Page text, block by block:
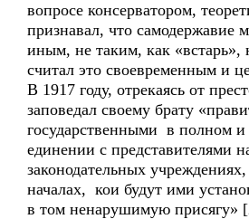
вопросе консерватором,
признавал, что самодержавие
иным, не таким, как «встарь»,
считал это своевременным и
В 1917 году, отрекаясь от
заповедал своему брату
государственными в полном
единении с представителями
законодательных
началах, кои будут ими
в том ненарушимую присягу»